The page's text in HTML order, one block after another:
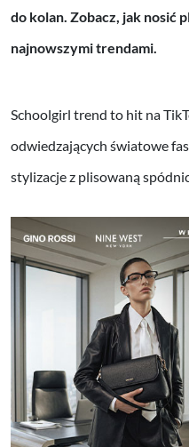
do kolan. Zobacz, jak nosić
najnowszymi trendami.
Schoolgirl trend to hit na
odwiedzających światowe
stylizacje z plisowaną